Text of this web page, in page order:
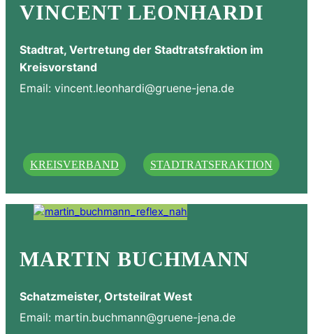
VINCENT LEONHARDI
Stadtrat, Vertretung der Stadtratsfraktion im
Kreisvorstand
Email: vincent.leonhardi@gruene-jena.de
KREISVERBAND STADTRATSFRAKTION
MARTIN BUCHMANN
Schatzmeister, Ortsteilrat West
Email: martin.buchmann@gruene-jena.de